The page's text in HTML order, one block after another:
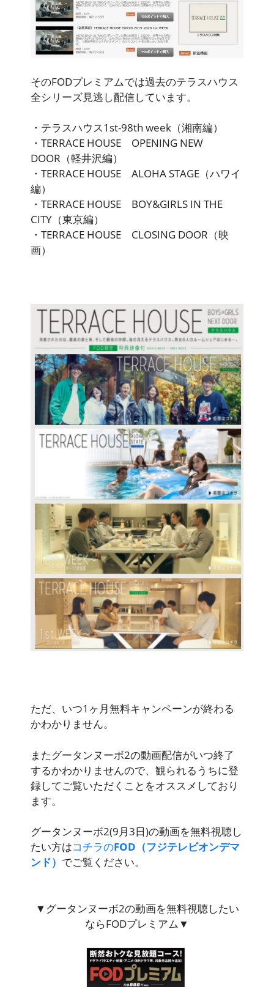
そのFODプレミアムでは過去のテラスハウス
全シリーズ見逃し配信しています。
・テラスハウス1st-98th week（湘南編）
・TERRACE HOUSE OPENING NEW
DOOR（軽井沢編）
・TERRACE HOUSE ALOHA STAGE（ハワイ
編）
・TERRACE HOUSE BOY&GIRLS IN THE
CITY（東京編）
・TERRACE HOUSE CLOSING DOOR（映
画）
ただ、 いつ1ヶ月無料キャンペーンが終わる
かわかりません。
またグータンヌーボ2の動画配信がいつ終了
するかわかりませんので、観られるうちに登
録してご覧いただくことをオススメしており
ます。
グータンヌーボ2(9月3日)の動画を無料視聴し
たい方はコチラのFOD（フジテレビオンデマ
ンド） でご覧ください。
▼グータンヌーボ2の動画を無料視聴したい
ならFODプレミアム▼